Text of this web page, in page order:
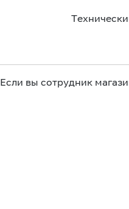
Если вы сотрудник